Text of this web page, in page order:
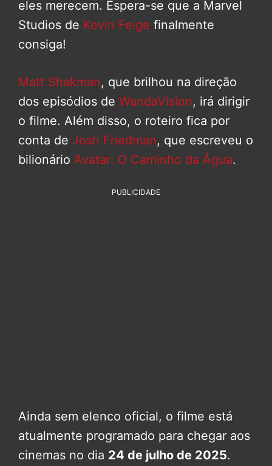
eles merecem. Espera-se que a Marvel
Studios de Kevin Feige finalmente
consiga!
Matt Shakman, que brilhou na direção
dos episódios de WandaVision, irá dirigir
o filme. Além disso, o roteiro fica por
conta de Josh Friedman, que escreveu o
bilionário Avatar: O Caminho da Água.
PUBLICIDADE
Ainda sem elenco oficial, o filme está
atualmente programado para chegar aos
cinemas no dia 24 de julho de 2025.